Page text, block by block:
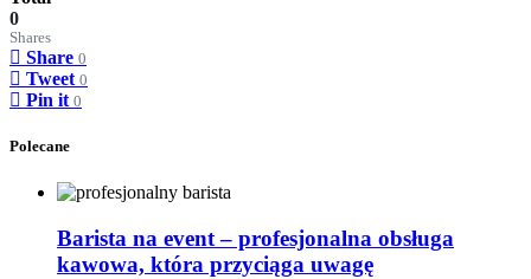
0
Shares
Share 0
Tweet 0
Pin it 0
Polecane
Barista na event – profesjonalna obsługa
kawowa, która przyciąga uwagę